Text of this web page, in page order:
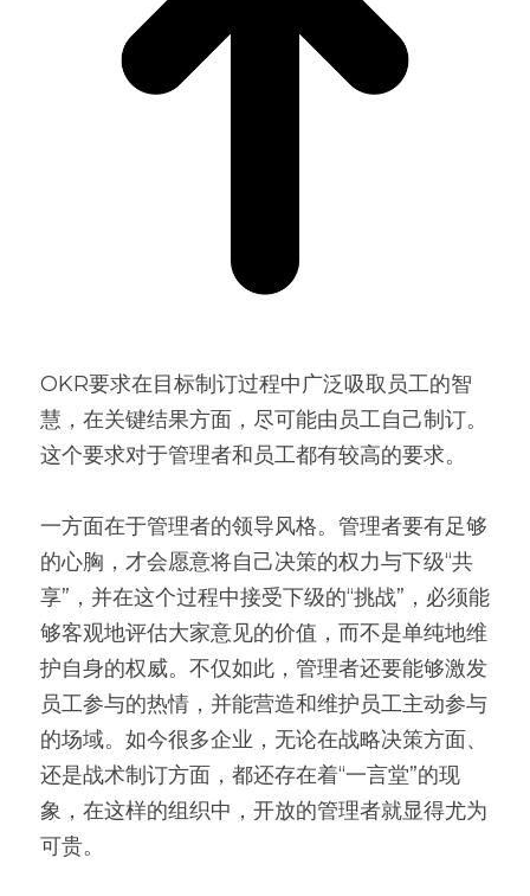
OKR要求在目标制订过程中广泛吸取员工的智
慧，在关键结果方面，尽可能由员工自己制订。
这个要求对于管理者和员工都有较高的要求。
一方面在于管理者的领导风格。管理者要有足够
的心胸，才会愿意将自己决策的权力与下级“共
享”，并在这个过程中接受下级的“挑战”，必须能
够客观地评估大家意见的价值，而不是单纯地维
护自身的权威。不仅如此，管理者还要能够激发
员工参与的热情，并能营造和维护员工主动参与
的场域。如今很多企业，无论在战略决策方面、
还是战术制订方面，都还存在着“一言堂”的现
象，在这样的组织中，开放的管理者就显得尤为
可贵。